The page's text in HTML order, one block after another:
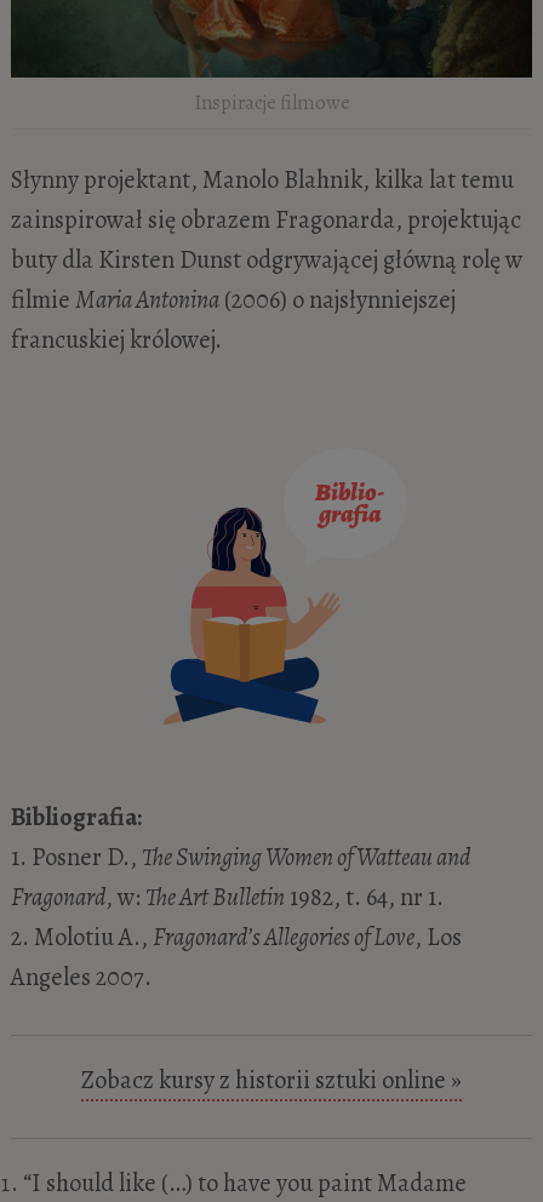
Inspiracje filmowe
Słynny projektant, Manolo Blahnik, kilka lat temu
zainspirował się obrazem Fragonarda, projektując
buty dla Kirsten Dunst odgrywającej główną rolę w
filmieMaria Antonina(2006) o najsłynniejszej
francuskiej królowej.
Bibliografia:
1. Posner D., The Swinging Women of Watteau and
Fragonard, w: The Art Bulletin 1982, t. 64, nr 1.
2. Molotiu A., Fragonard’s Allegories of Love, Los
Angeles 2007.
Zobacz kursy z historii sztuki online »
“I should like (…) to have you paint Madame